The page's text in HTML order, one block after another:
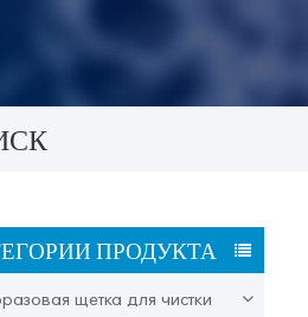
ПРОДУКТА
щетка для чистки